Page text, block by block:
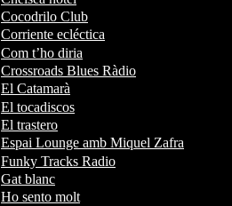
Cocodrilo Club
Corriente ecléctica
Com t’ho diria
Crossroads Blues Ràdio
El Catamarà
El tocadiscos
El trastero
Espai Lounge amb Miquel Zafra
Funky Tracks Radio
Gat blanc
Ho sento molt